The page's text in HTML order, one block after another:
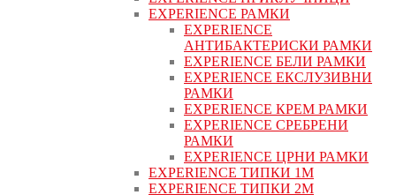
EXPERIENCE РАМКИ
EXPERIENCE
АНТИБАКТЕРИСКИ РАМКИ
EXPERIENCE БЕЛИ РАМКИ
EXPERIENCE ЕКСЛУЗИВНИ
РАМКИ
EXPERIENCE КРЕМ РАМКИ
EXPERIENCE СРЕБРЕНИ
РАМКИ
EXPERIENCE ЦРНИ РАМКИ
EXPERIENCE ТИПКИ 1M
EXPERIENCE ТИПКИ 2М